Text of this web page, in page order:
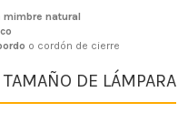
mimbre natural
o cordón de cierre
DE LÁMPARA